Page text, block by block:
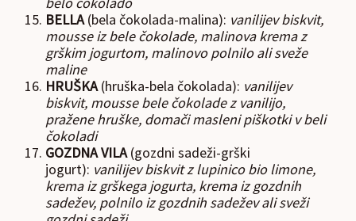
BELLA(bela čokolada-malina): vanilijev biskvit,
mousse iz bele čokolade, malinova krema z
grškim jogurtom, malinovo polnilo ali sveže
maline
HRUŠKA(hruška-bela čokolada): vanilijev
biskvit, mousse bele čokolade z vanilijo,
pražene hruške, domači masleni piškotki v beli
čokoladi
GOZDNA VILA(gozdni sadeži-grški
jogurt): vanilijev biskvit z lupinico bio limone,
krema iz grškega jogurta, krema iz gozdnih
sadežev, polnilo iz gozdnih sadežev ali sveži